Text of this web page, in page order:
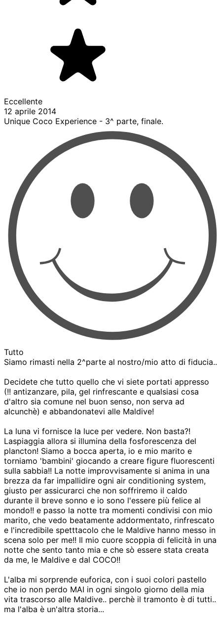
Eccellente
12 aprile 2014
Unique Coco Experience - 3^ parte, finale.
Tutto
Siamo rimasti nella 2^parte al nostro/mio atto di fiducia..
Decidete che tutto quello che vi siete portati appresso
(!! antizanzare, pila, gel rinfrescante e qualsiasi cosa
d'altro sia comune nel buon senso, non serva ad
alcunchè) e abbandonatevi alle Maldive!
La luna vi fornisce la luce per vedere. Non basta?!
Laspiaggia allora si illumina della fosforescenza del
plancton! Siamo a bocca aperta, io e mio marito e
torniamo 'bambini' giocando a creare figure fluorescenti
sulla sabbia!! La notte improvvisamente si anima in una
brezza da far impallidire ogni air conditioning system,
giusto per assicurarci che non soffriremo il caldo
durante il breve sonno e io sono l'essere più felice al
mondo!! e passo la notte tra momenti condivisi con mio
marito, che vedo beatamente addormentato, rinfrescato
e l'incredibile spetttacolo che le Maldive hanno messo in
scena solo per me!! Il mio cuore scoppia di felicità in una
notte che sento tanto mia e che sò essere stata creata
da me, le Maldive e dal COCO!!
L'alba mi sorprende euforica, con i suoi colori pastello
che io non perdo MAI in ogni singolo giorno della mia
vita trascorso alle Maldive.. perchè il tramonto è di tutti..
ma l'alba è un'altra storia...